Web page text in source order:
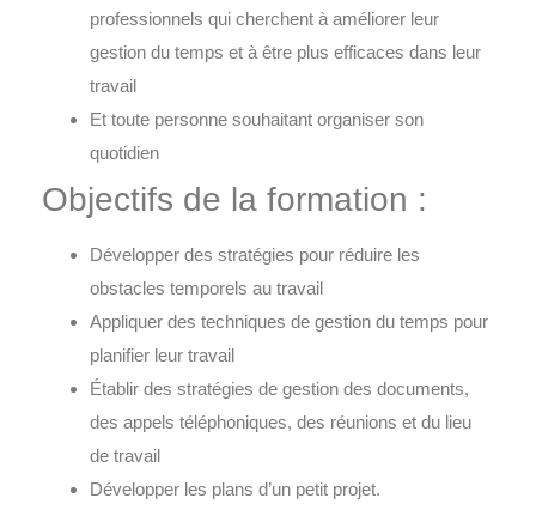
professionnels qui cherchent à améliorer leur
gestion du temps et à être plus efficaces dans leur
travail
Et toute personne souhaitant organiser son
quotidien
Objectifs de la formation :
Développer des stratégies pour réduire les
obstacles temporels au travail
Appliquer des techniques de gestion du temps pour
planifier leur travail
Établir des stratégies de gestion des documents,
des appels téléphoniques, des réunions et du lieu
de travail
Développer les plans d’un petit projet.